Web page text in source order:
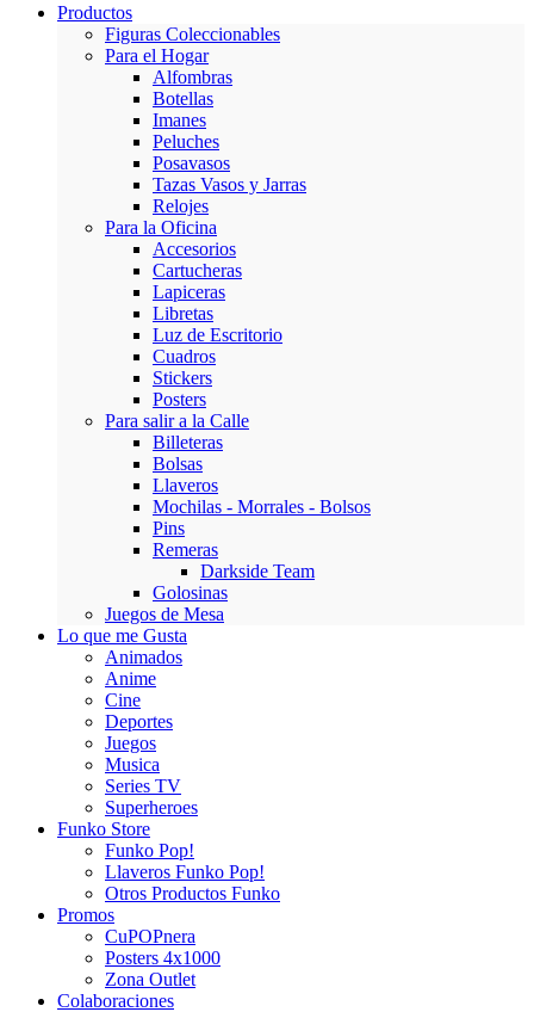
Productos
Figuras Coleccionables
Para el Hogar
Alfombras
Botellas
Imanes
Peluches
Posavasos
Tazas Vasos y Jarras
Relojes
Para la Oficina
Accesorios
Cartucheras
Lapiceras
Libretas
Luz de Escritorio
Cuadros
Stickers
Posters
Para salir a la Calle
Billeteras
Bolsas
Llaveros
Mochilas - Morrales - Bolsos
Pins
Remeras
Darkside Team
Golosinas
Juegos de Mesa
Lo que me Gusta
Animados
Anime
Cine
Deportes
Juegos
Musica
Series TV
Superheroes
Funko Store
Funko Pop!
Llaveros Funko Pop!
Otros Productos Funko
Promos
CuPOPnera
Posters 4x1000
Zona Outlet
Colaboraciones